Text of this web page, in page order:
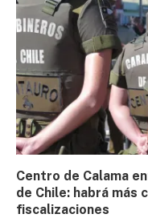
Centro de Calama
de Chile: habrá
fiscalizaciones